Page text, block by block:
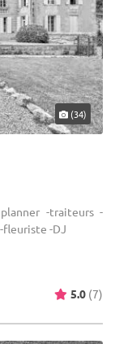
(34)
-traiteurs -
fleuriste -DJ
5.0 (7)